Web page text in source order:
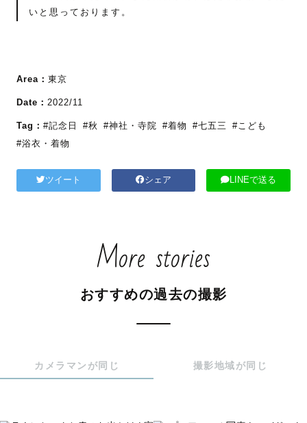
いと思っております。
Area： 東京
Date： 2022/11
Tag： #記念日 #秋 #神社・寺院 #着物 #七五三
#こども
#浴衣・着物
ツイート シェア LINEで送る
More stories
おすすめの過去の撮影
カメラマンが同じ 撮影地域が同じ